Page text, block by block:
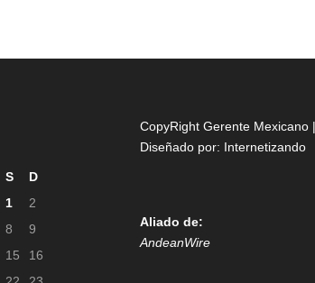
S
D
1
2
8
9
15
16
CopyRight Gerente Mexicano |
Diseñado por: Internetizando
Aliado de:
AndeanWire